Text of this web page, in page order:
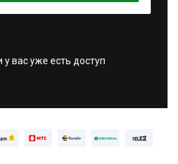
у вас уже есть доступ